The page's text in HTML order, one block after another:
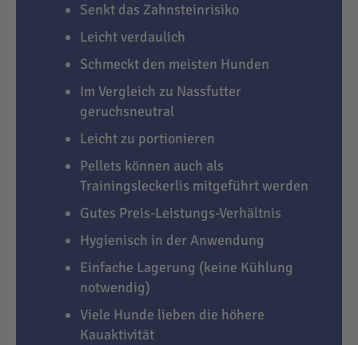
Senkt das Zahnsteinrisiko
Leicht verdaulich
Schmeckt den meisten Hunden
Im Vergleich zu Nassfutter
geruchsneutral
Leicht zu portionieren
Pellets können auch als
Trainingsleckerlis mitgeführt werden
Gutes Preis-Leistungs-Verhältnis
Hygienisch in der Anwendung
Einfache Lagerung (keine Kühlung
notwendig)
Viele Hunde lieben die höhere
Kauaktivität